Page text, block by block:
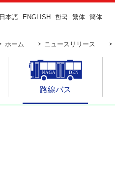
日本語 ENGLISH 한국 繁体 簡体
ホーム ニュースリリース
路線バス